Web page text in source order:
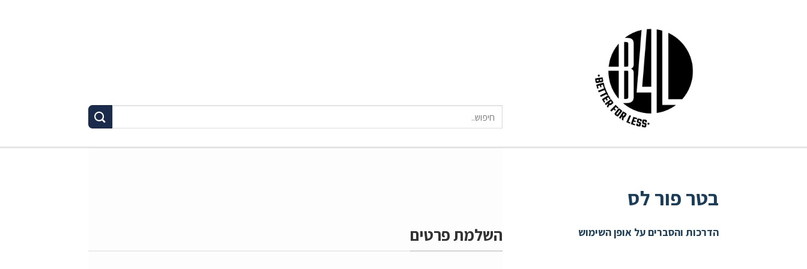
עבור:
בטר פור לס
הדרכות והסברים על אופן השימוש השלמת פרטים